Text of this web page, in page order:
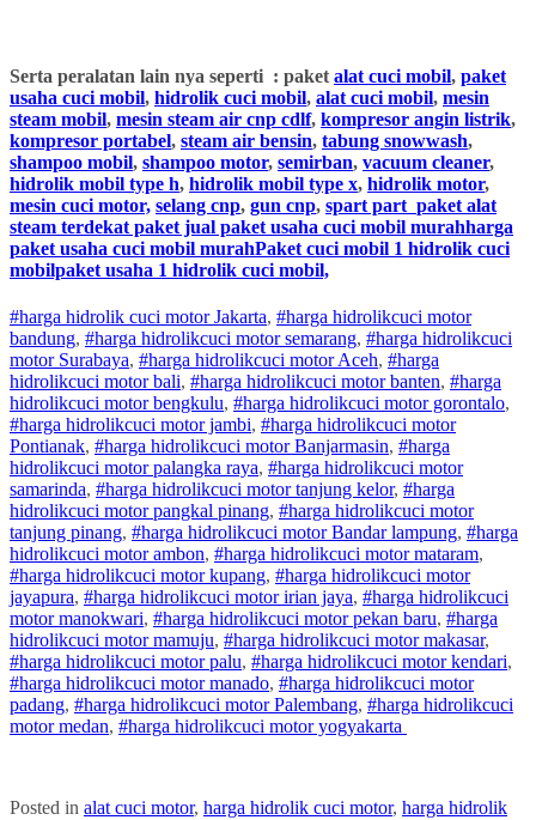
Serta peralatan lain nya seperti : paket alat cuci mobil, paket
usaha cuci mobil, hidrolik cuci mobil, alat cuci mobil, mesin
steam mobil, mesin steam air cnp cdlf, kompresor angin listrik,
kompresor portabel, steam air bensin, tabung snowwash,
shampoo mobil, shampoo motor, semirban, vacuum cleaner,
hidrolik mobil type h, hidrolik mobil type x, hidrolik motor,
mesin cuci motor, selang cnp, gun cnp, spart part paket alat
steam terdekat paket jual paket usaha cuci mobil murahharga
paket usaha cuci mobil murahPaket cuci mobil 1 hidrolik cuci
mobilpaket usaha 1 hidrolik cuci mobil,
#harga hidrolik cuci motor Jakarta, #harga hidrolikcuci motor
bandung, #harga hidrolikcuci motorsemarang, #harga hidrolikcuci
motorSurabaya, #harga hidrolikcuci motorAceh, #harga
hidrolikcuci motorbali, #harga hidrolikcuci motorbanten, #harga
hidrolikcuci motorbengkulu, #harga hidrolikcuci motorgorontalo,
#harga hidrolikcuci motorjambi, #harga hidrolikcuci motor
Pontianak, #harga hidrolikcuci motorBanjarmasin, #harga
hidrolikcuci motorpalangka raya, #harga hidrolikcuci motor
samarinda, #harga hidrolikcuci motortanjung kelor, #harga
hidrolikcuci motorpangkal pinang, #harga hidrolikcuci motor
tanjung pinang, #harga hidrolikcuci motorBandar lampung, #harga
hidrolikcuci motorambon, #harga hidrolikcuci motormataram,
#harga hidrolikcuci motorkupang, #harga hidrolikcuci motor
jayapura, #harga hidrolikcuci motoririan jaya, #harga hidrolikcuci
motormanokwari, #harga hidrolikcuci motorpekan baru, #harga
hidrolikcuci motormamuju, #harga hidrolikcuci motormakasar,
#harga hidrolikcuci motorpalu, #harga hidrolikcuci motorkendari,
#harga hidrolikcuci motormanado, #harga hidrolikcuci motor
padang, #harga hidrolikcuci motorPalembang, #harga hidrolikcuci
motormedan, #harga hidrolikcuci motoryogyakarta
Posted in alat cuci motor, harga hidrolik cuci motor, harga hidrolik